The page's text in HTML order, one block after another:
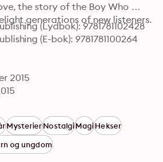
the story of the Boy Who
generations of new listeners.
(Lydbok): 9781781102428
(E-bok): 9781781100264
2015
MysterierNostalgiMagiHekser
og ungdom